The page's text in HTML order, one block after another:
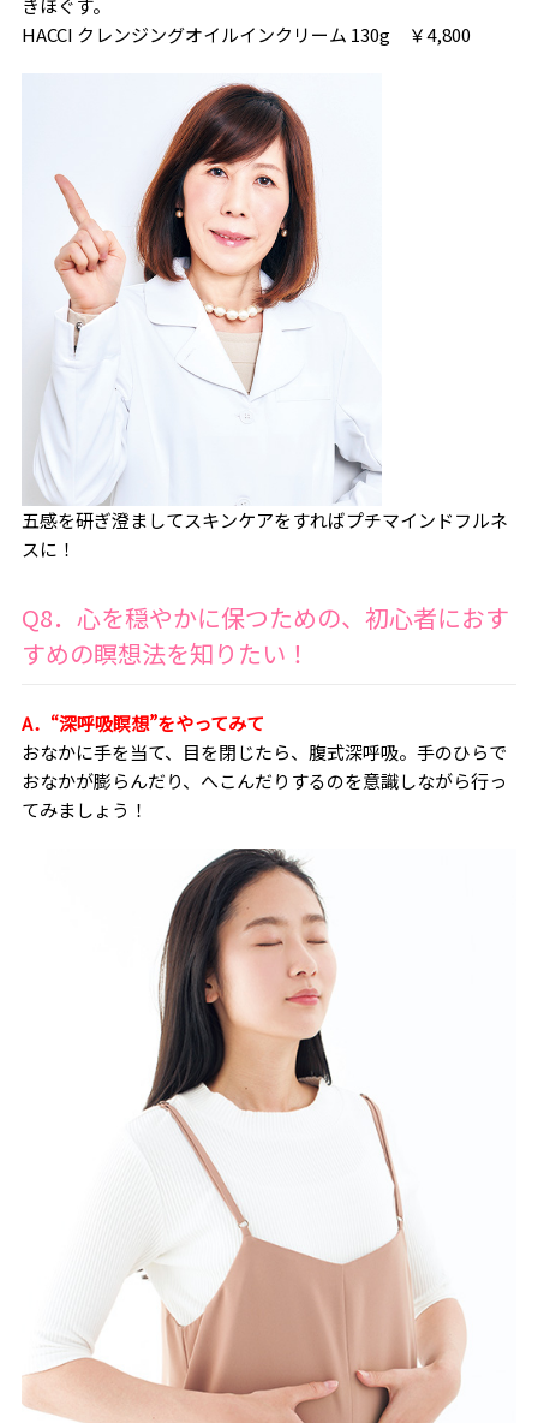
きほぐす。
HACCI クレンジングオイルインクリーム 130g ￥4,800
五感を研ぎ澄ましてスキンケアをすればプチマインドフルネ
スに！
Q8．心を穏やかに保つための、初心者におす
すめの瞑想法を知りたい！
A．“深呼吸瞑想”をやってみて
おなかに手を当て、目を閉じたら、腹式深呼吸。手のひらで
おなかが膨らんだり、へこんだりするのを意識しながら行っ
てみましょう！